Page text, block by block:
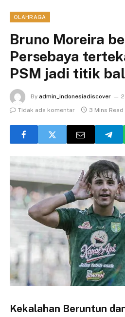
OLAHRAGA
Bruno Moreira
Persebaya
PSM jadi titik
By admin_indonesiadiscover
Tidak ada komentar
3 Mins Read
Kekalahan Beruntun